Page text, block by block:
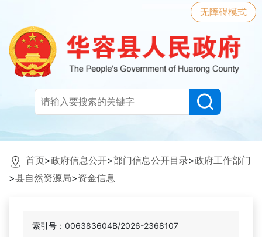
无障碍模式
首页>政府信息公开>部门信息公开目录>政府工作部门
>县自然资源局>资金信息
索引号：006383604B/2026-2368107